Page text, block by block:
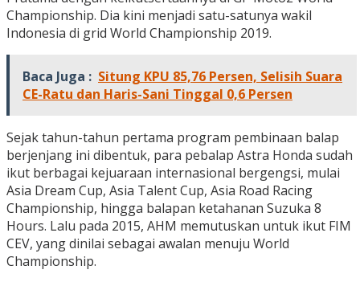
Championship. Dia kini menjadi satu-satunya wakil
Indonesia di grid World Championship 2019.
Baca Juga : Situng KPU 85,76 Persen, Selisih Suara
CE-Ratu dan Haris-Sani Tinggal 0,6 Persen
Sejak tahun-tahun pertama program pembinaan balap
berjenjang ini dibentuk, para pebalap Astra Honda sudah
ikut berbagai kejuaraan internasional bergengsi, mulai
Asia Dream Cup, Asia Talent Cup, Asia Road Racing
Championship, hingga balapan ketahanan Suzuka 8
Hours. Lalu pada 2015, AHM memutuskan untuk ikut FIM
CEV, yang dinilai sebagai awalan menuju World
Championship.